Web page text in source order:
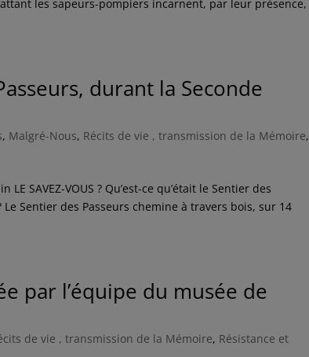
les sapeurs-pompiers incarnent, par leur présence,
durant la Seconde
, Malgré-Nous, Récits de vie , transmission de la Mémoire,
SAVEZ-VOUS ? Qu’est-ce qu’était le Sentier des
Sentier des Passeurs chemine à travers bois, sur 14
par l’équipe du musée de
de vie , transmission de la Mémoire, Résistance et